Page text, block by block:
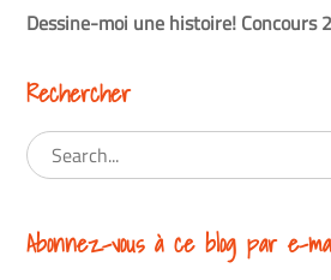
Dessine-moi une histoire! Concours
Rechercher
Abonnez-vous à ce blog par e-